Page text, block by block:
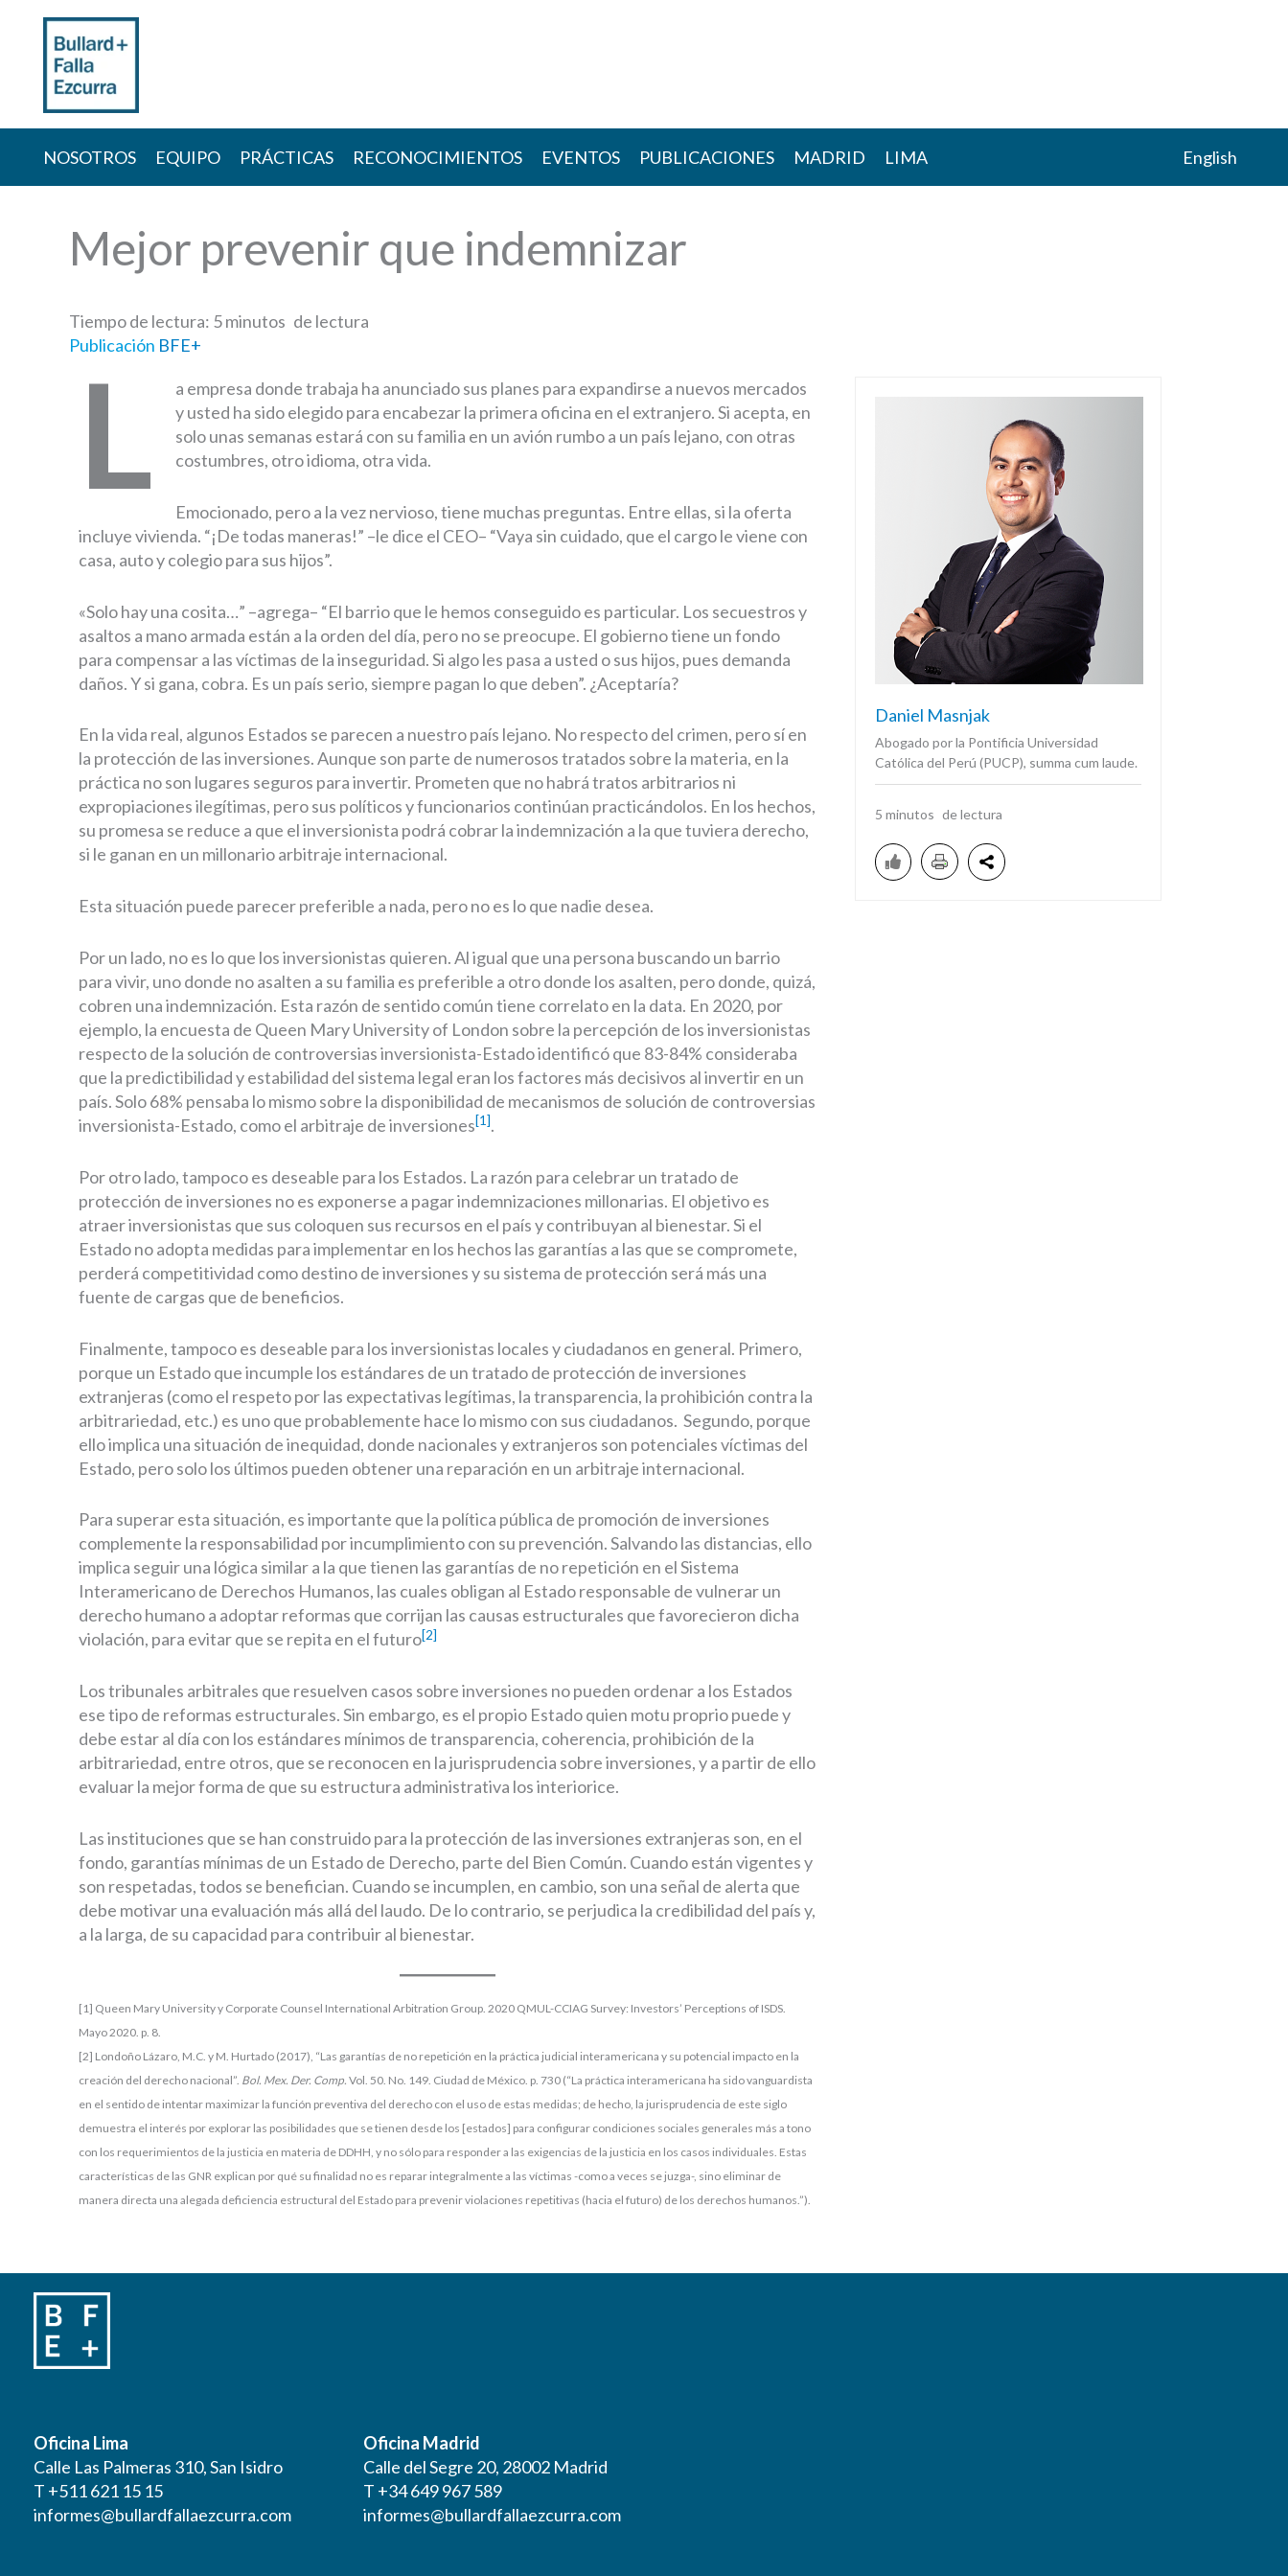
content
NOSOTROS EQUIPO PRÁCTICAS RECONOCIMIENTOS EVENTOS PUBLICACIONES MADRID LIMA English
Mejor prevenir que indemnizar
Tiempo de lectura: 5minutos
Publicación BFE+
L
a empresa donde trabaja ha anunciado sus planes para expandirse a nuevos mercados
y usted ha sido elegido para encabezar la primera oficina en el extranjero. Si acepta, en
solo unas semanas estará con su familia en un avión rumbo a un país lejano, con otras
costumbres, otro idioma, otra vida.
Emocionado, pero a la vez nervioso, tiene muchas preguntas. Entre ellas, si la oferta
incluye vivienda. “¡De todas maneras!” –le dice el CEO– “Vaya sin cuidado, que el cargo le viene con
casa, auto y colegio para sus hijos”.
«Solo hay una cosita…” –agrega– “El barrio que le hemos conseguido es particular. Los secuestros y
asaltos a mano armada están a la orden del día, pero no se preocupe. El gobierno tiene un fondo
para compensar a las víctimas de la inseguridad. Si algo les pasa a usted o sus hijos, pues demanda
daños. Y si gana, cobra. Es un país serio, siempre pagan lo que deben”. ¿Aceptaría?
En la vida real, algunos Estados se parecen a nuestro país lejano. No respecto del crimen, pero sí en
la protección de las inversiones. Aunque son parte de numerosos tratados sobre la materia, en la
práctica no son lugares seguros para invertir. Prometen que no habrá tratos arbitrarios ni
expropiaciones ilegítimas, pero sus políticos y funcionarios continúan practicándolos. En los hechos,
su promesa se reduce a que el inversionista podrá cobrar la indemnización a la que tuviera derecho,
si le ganan en un millonario arbitraje internacional.
Esta situación puede parecer preferible a nada, pero no es lo que nadie desea.
Por un lado, no es lo que los inversionistas quieren. Al igual que una persona buscando un barrio
para vivir, uno donde no asalten a su familia es preferible a otro donde los asalten, pero donde, quizá,
cobren una indemnización. Esta razón de sentido común tiene correlato en la data. En 2020, por
ejemplo, la encuesta de Queen Mary University of London sobre la percepción de los inversionistas
respecto de la solución de controversias inversionista-Estado identificó que 83-84% consideraba
que la predictibilidad y estabilidad del sistema legal eran los factores más decisivos al invertir en un
país. Solo 68% pensaba lo mismo sobre la disponibilidad de mecanismos de solución de controversias
inversionista-Estado, como el arbitraje de inversiones[1].
Por otro lado, tampoco es deseable para los Estados. La razón para celebrar un tratado de
protección de inversiones no es exponerse a pagar indemnizaciones millonarias. El objetivo es
atraer inversionistas que sus coloquen sus recursos en el país y contribuyan al bienestar. Si el
Estado no adopta medidas para implementar en los hechos las garantías a las que se compromete,
perderá competitividad como destino de inversiones y su sistema de protección será más una
fuente de cargas que de beneficios.
Finalmente, tampoco es deseable para los inversionistas locales y ciudadanos en general. Primero,
porque un Estado que incumple los estándares de un tratado de protección de inversiones
extranjeras (como el respeto por las expectativas legítimas, la transparencia, la prohibición contra la
arbitrariedad, etc.) es uno que probablemente hace lo mismo con sus ciudadanos. Segundo, porque
ello implica una situación de inequidad, donde nacionales y extranjeros son potenciales víctimas del
Estado, pero solo los últimos pueden obtener una reparación en un arbitraje internacional.
Para superar esta situación, es importante que la política pública de promoción de inversiones
complemente la responsabilidad por incumplimiento con su prevención. Salvando las distancias, ello
implica seguir una lógica similar a la que tienen las garantías de no repetición en el Sistema
Interamericano de Derechos Humanos, las cuales obligan al Estado responsable de vulnerar un
derecho humano a adoptar reformas que corrijan las causas estructurales que favorecieron dicha
violación, para evitar que se repita en el futuro[2]
Los tribunales arbitrales que resuelven casos sobre inversiones no pueden ordenar a los Estados
ese tipo de reformas estructurales. Sin embargo, es el propio Estado quien motu proprio puede y
debe estar al día con los estándares mínimos de transparencia, coherencia, prohibición de la
arbitrariedad, entre otros, que se reconocen en la jurisprudencia sobre inversiones, y a partir de ello
evaluar la mejor forma de que su estructura administrativa los interiorice.
Las instituciones que se han construido para la protección de las inversiones extranjeras son, en el
fondo, garantías mínimas de un Estado de Derecho, parte del Bien Común. Cuando están vigentes y
son respetadas, todos se benefician. Cuando se incumplen, en cambio, son una señal de alerta que
debe motivar una evaluación más allá del laudo. De lo contrario, se perjudica la credibilidad del país y,
a la larga, de su capacidad para contribuir al bienestar.
[1] Queen Mary University y Corporate Counsel International Arbitration Group. 2020 QMUL-CCIAG Survey: Investors’ Perceptions of ISDS.
Mayo 2020. p. 8.
[2] Londoño Lázaro, M.C. y M. Hurtado (2017), “Las garantías de no repetición en la práctica judicial interamericana y su potencial impacto en la
creación del derecho nacional”. Bol. Mex. Der. Comp.Vol. 50. No. 149. Ciudad de México. p. 730 (“La práctica interamericana ha sido vanguardista
en el sentido de intentar maximizar la función preventiva del derecho con el uso de estas medidas; de hecho, la jurisprudencia de este siglo
demuestra el interés por explorar las posibilidades que se tienen desde los [estados] para configurar condiciones sociales generales más a tono
con los requerimientos de la justicia en materia de DDHH, y no sólo para responder a las exigencias de la justicia en los casos individuales. Estas
características de las GNR explican por qué su finalidad no es reparar integralmente a las víctimas -como a veces se juzga-, sino eliminar de
manera directa una alegada deficiencia estructural del Estado para prevenir violaciones repetitivas (hacia el futuro) de los derechos humanos.”).
Daniel Masnjak
Abogado por la Pontificia Universidad
Católica del Perú (PUCP), summa cum laude.
5 minutos
Oficina Lima
Calle Las Palmeras 310, San Isidro
T +511 621 15 15
informes@bullardfallaezcurra.com
Oficina Madrid
Calle del Segre 20, 28002 Madrid
T +34 649 967 589
informes@bullardfallaezcurra.com